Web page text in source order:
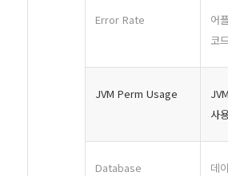
Error Rate
어
코
JVM Perm Usage
사
Database
데